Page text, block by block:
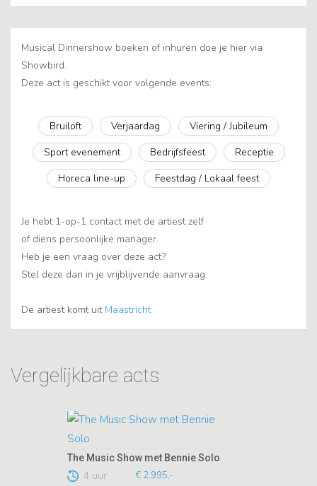
Musical Dinnershow boeken of inhuren doe je hier via
Showbird.
Deze act is geschikt voor volgende events:
Bruiloft Verjaardag
Viering / Jubileum
Sport evenement
Bedrijfsfeest
Receptie
Horeca line-up
Feestdag / Lokaal feest
Je hebt 1-op-1 contact met de artiest zelf
of diens persoonlijke manager.
Heb je een vraag over deze act?
Stel deze dan in je vrijblijvende aanvraag.
De artiest komt uit Maastricht
Vergelijkbare acts
The Music Show met Bennie Solo
4 uur € 2.995,-